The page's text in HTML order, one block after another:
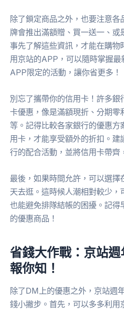
除了鎖定商品之外，也要注意各
牌會推出滿額贈、買一送一、或
事先了解這些資訊，才能在購物
用京站的APP，可以隨時掌握
APP限定的活動，讓你省更多！
別忘了攜帶你的信用卡！許多銀
卡優惠，像是滿額現折、分期零
等。記得比較各家銀行的優惠方
用卡，才能享受額外的折扣。
行的配合活動，並將信用卡帶齊
最後，如果時間允許，可以選擇
天去逛。這時候人潮相對較少，
也能避免排隊結帳的困擾。記得
的優惠商品！
省錢大作戰：京站
報你知！
除了DM上的優惠之外，京站週
錢小撇步。首先，可以多多利用